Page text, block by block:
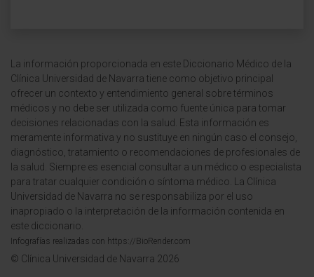
La información proporcionada en este Diccionario Médico de la
Clínica Universidad de Navarra tiene como objetivo principal
ofrecer un contexto y entendimiento general sobre términos
médicos y no debe ser utilizada como fuente única para tomar
decisiones relacionadas con la salud. Esta información es
meramente informativa y no sustituye en ningún caso el consejo,
diagnóstico, tratamiento o recomendaciones de profesionales de
la salud. Siempre es esencial consultar a un médico o especialista
para tratar cualquier condición o síntoma médico. La Clínica
Universidad de Navarra no se responsabiliza por el uso
inapropiado o la interpretación de la información contenida en
este diccionario.
Infografías realizadas con https://BioRender.com
© Clínica Universidad de Navarra 2026